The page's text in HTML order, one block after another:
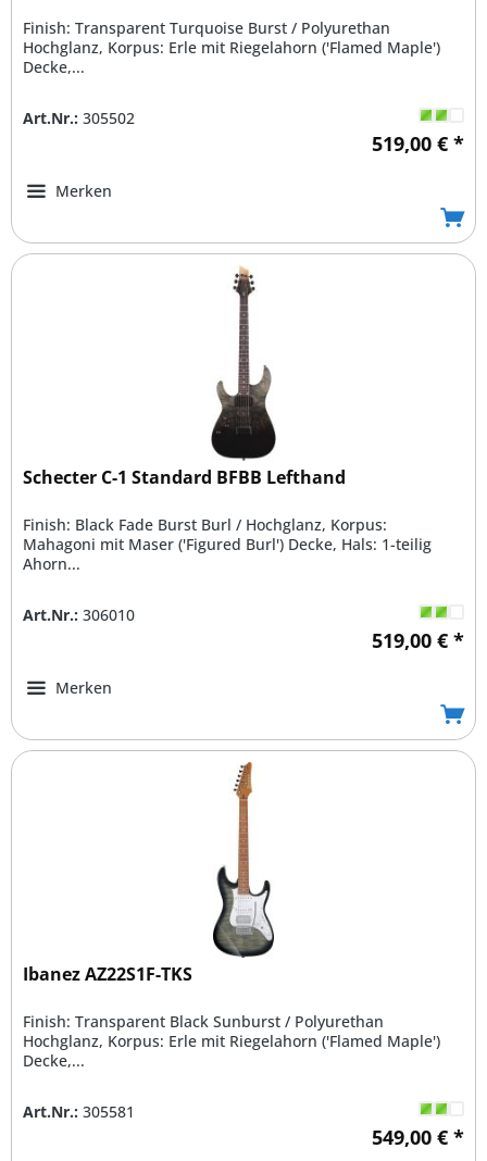
Finish: Transparent Turquoise Burst / Polyurethan
Hochglanz, Korpus: Erle mit Riegelahorn ('Flamed Maple')
Decke,...
Art.Nr.: 305502
519,00 € *
Merken
Schecter C-1 Standard BFBB Lefthand
Finish: Black Fade Burst Burl / Hochglanz, Korpus:
Mahagoni mit Maser ('Figured Burl') Decke, Hals: 1-teilig
Ahorn...
Art.Nr.: 306010
519,00 € *
Merken
Ibanez AZ22S1F-TKS
Finish: Transparent Black Sunburst / Polyurethan
Hochglanz, Korpus: Erle mit Riegelahorn ('Flamed Maple')
Decke,...
Art.Nr.: 305581
549,00 € *